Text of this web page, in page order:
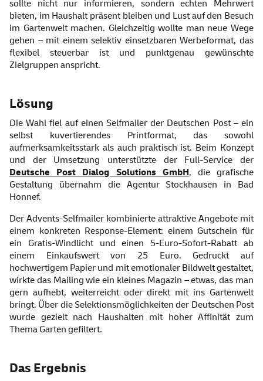
sollte nicht nur informieren, sondern echten Mehrwert
bieten, im Haushalt präsent bleiben und Lust auf den Besuch
im Gartenwelt machen. Gleichzeitig wollte man neue Wege
gehen – mit einem selektiv einsetzbaren Werbeformat, das
flexibel steuerbar ist und punktgenau gewünschte
Zielgruppen anspricht.
Lösung
Die Wahl fiel auf einen Selfmailer der Deutschen Post – ein
selbst kuvertierendes Printformat, das sowohl
aufmerksamkeitsstark als auch praktisch ist. Beim Konzept
und der Umsetzung unterstützte der Full-Service der
Deutsche Post Dialog Solutions GmbH, die grafische
Gestaltung übernahm die Agentur Stockhausen in Bad
Honnef.
Der Advents-Selfmailer kombinierte attraktive Angebote mit
einem konkreten Response-Element: einem Gutschein für
ein Gratis-Windlicht und einen 5-Euro-Sofort-Rabatt ab
einem Einkaufswert von 25 Euro. Gedruckt auf
hochwertigem Papier und mit emotionaler Bildwelt gestaltet,
wirkte das Mailing wie ein kleines Magazin – etwas, das man
gern aufhebt, weiterreicht oder direkt mit ins Gartenwelt
bringt. Über die Selektionsmöglichkeiten der Deutschen Post
wurde gezielt nach Haushalten mit hoher Affinität zum
Thema Garten gefiltert.
Das Ergebnis